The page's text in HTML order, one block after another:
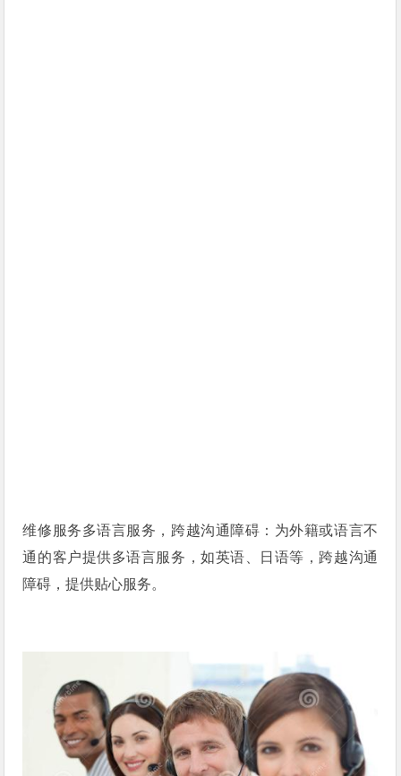
维修服务多语言服务，跨越沟通障碍：为外籍或语言不
通的客户提供多语言服务，如英语、日语等，跨越沟通
障碍，提供贴心服务。